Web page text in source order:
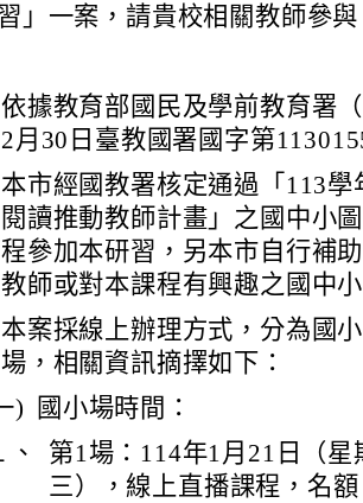
」一案，請貴校相關教師參
依據教育部國民及學前教育署
2月30日臺教國署國字第
本市經國教署核定通過「113
閱讀推動教師計畫」之國中小
程參加本研習，另本市自行補
教師或對本課程有興趣之國中
本案採線上辦理方式，分為國
場，相關資訊摘擇如下：
)
國小場時間：
、
第1場：114年1月21日（
三），線上直播課程，名